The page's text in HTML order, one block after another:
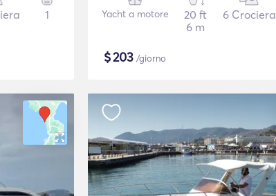
1 Yacht a motore
20 ft
6 m
6 Crociera
$203 /giorno